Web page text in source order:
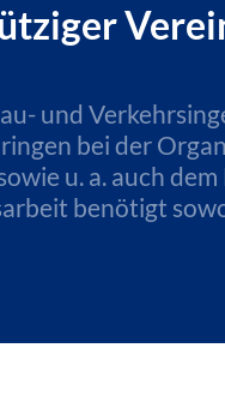
und
bei der
u. a. auch
benötigt